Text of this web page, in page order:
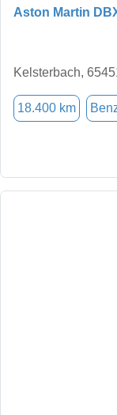
Aston Martin
Kelsterbach,
18.400 km